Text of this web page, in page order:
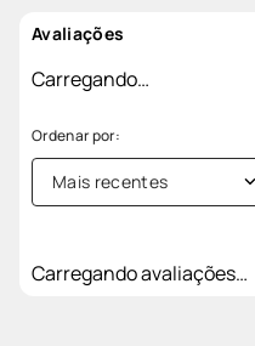
Avaliações
Carregando…
Mais recentes
Carregando avaliações…